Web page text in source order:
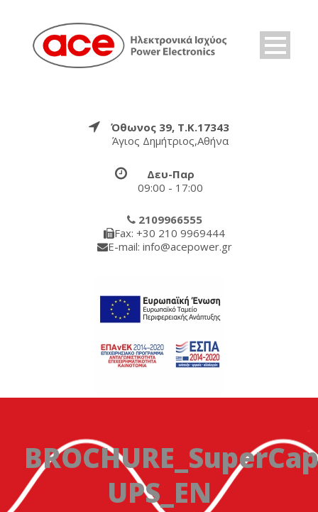
Όθωνος 39, Τ.Κ.17343
Άγιος Δημήτριος,Αθήνα
Δευ-Παρ
09:00 - 17:00
2109966555
Fax: +30 210 9969444
E-mail: info@acepower.gr
UPS_EN